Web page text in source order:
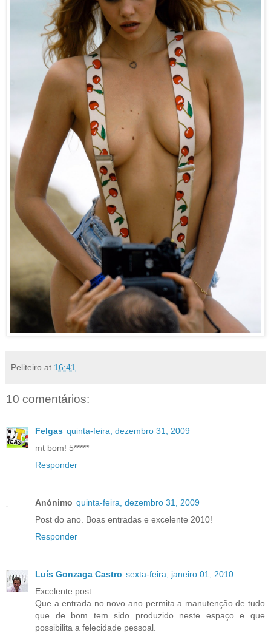
Peliteiro at 16:41
10 comentários:
Felgas quinta-feira, dezembro 31, 2009
mt bom! 5*****
Responder
Anónimo quinta-feira, dezembro 31, 2009
Post do ano. Boas entradas e excelente 2010!
Responder
Luís Gonzaga Castro sexta-feira, janeiro 01, 2010
Excelente post.
Que a entrada no novo ano permita a manutenção de tudo
que de bom tem sido produzido neste espaço e que
possibilita a felecidade pessoal.